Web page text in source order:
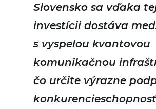
Slovensko sa vďaka
investícii dostáva
s vyspelou kvantovou
komunikačnou
čo určite výrazne